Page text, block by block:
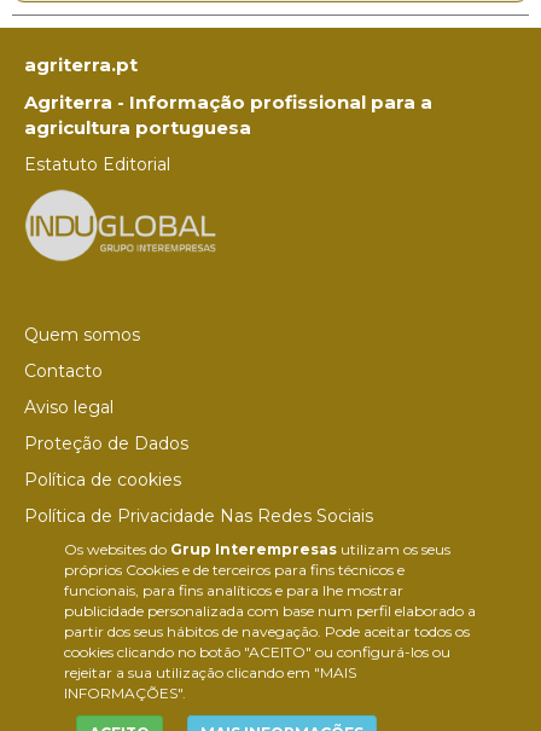
Os websites do Grup Interempresasutilizam os seus
próprios Cookies e de terceiros para fins técnicos e
funcionais, para fins analíticos e para lhe mostrar
publicidade personalizada com base num perfil elaborado a
partir dos seus hábitos de navegação. Pode aceitar todos os
cookies clicando no botão "ACEITO" ou configurá-los ou
rejeitar a sua utilização clicando em "MAIS
INFORMAÇÕES".
agriterra.pt
Agriterra - Informação profissional para a
agricultura portuguesa
Estatuto Editorial
Quem somos
Contacto
Aviso legal
Proteção de Dados
Política de cookies
Política de Privacidade Nas Redes Sociais
Canal de denúncias
Colaborações editoriais